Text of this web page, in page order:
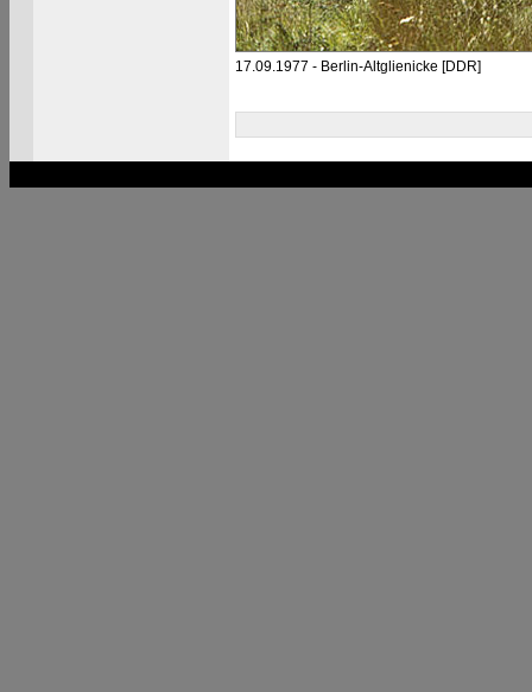
17.09.1977 - Berlin-Altglienicke [DDR]